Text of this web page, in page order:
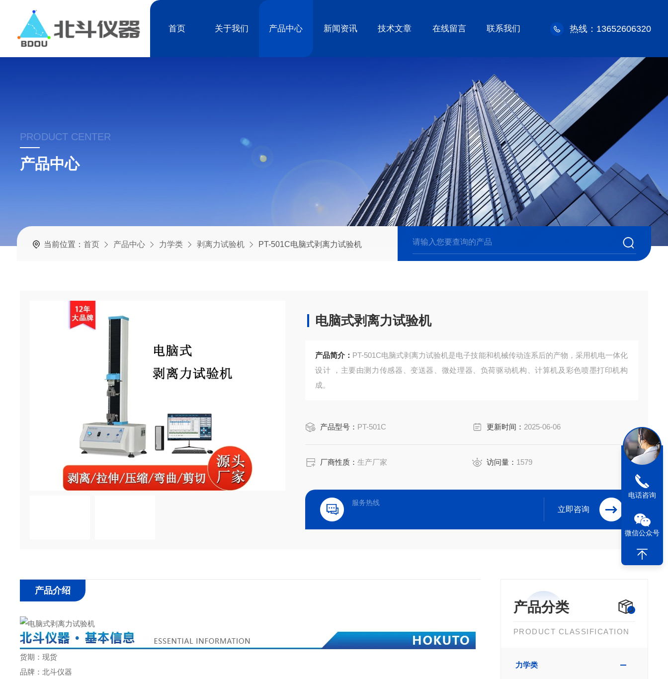
首页 关于我们 产品中心 新闻资讯 技术文章 在线留言 联系我们 热线：13652606320
PRODUCT CENTER
产品中心
当前位置： 首页 产品中心 力学类 剥离力试验机 PT-501C电脑式剥离力试验机
电脑式剥离力试验机
产品简介： PT-501C电脑式剥离力试验机是电子技能和机械传动连系后的产物，采用机电一体化
设计 ，主要由测力传感器、变送器、微处理器、负荷驱动机构、计算机及彩色喷墨打印机构
成。
产品型号： PT-501C 更新时间： 2025-06-06
厂商性质：生产厂家 访问量： 1579
服务热线
立即咨询
产品分类
PRODUCT CLASSIFICATION
力学类
产品介绍
货期：现货
品牌：北斗仪器
电话咨询
微信公众号